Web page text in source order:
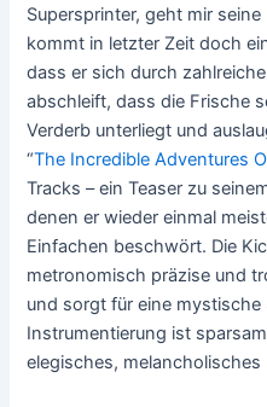
Supersprinter, geht mir
kommt in letzter Zeit doch
dass er sich durch
abschleift, dass die Frische
Verderb unterliegt und
“The Incredible Adventures
Tracks – ein Teaser zu
denen er wieder einmal
Einfachen beschwört. Die
metronomisch präzise und
und sorgt für eine mystische
Instrumentierung ist
elegisches, melancholisches